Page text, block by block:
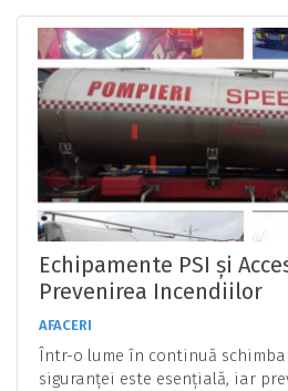
Echipamente PSI și
Prevenirea Incendiilor
AFACERI
Într-o lume în continuă
siguranței este esențială, iar